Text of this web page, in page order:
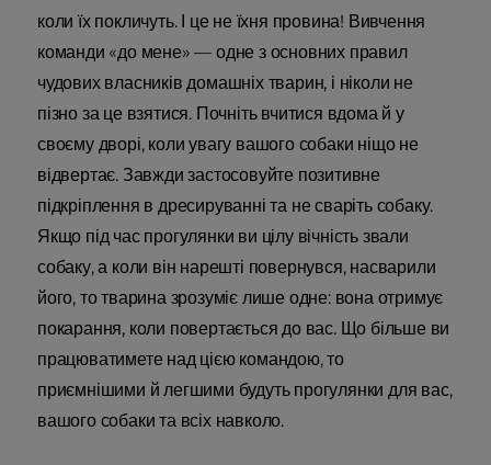
коли їх покличуть. І це не їхня провина! Вивчення
команди «до мене» — одне з основних правил
чудових власників домашніх тварин, і ніколи не
пізно за це взятися. Почніть вчитися вдома й у
своєму дворі, коли увагу вашого собаки ніщо не
відвертає. Завжди застосовуйте позитивне
підкріплення в дресируванні та не сваріть собаку.
Якщо під час прогулянки ви цілу вічність звали
собаку, а коли він нарешті повернувся, насварили
його, то тварина зрозуміє лише одне: вона отримує
покарання, коли повертається до вас. Що більше ви
працюватимете над цією командою, то
приємнішими й легшими будуть прогулянки для вас,
вашого собаки та всіх навколо.